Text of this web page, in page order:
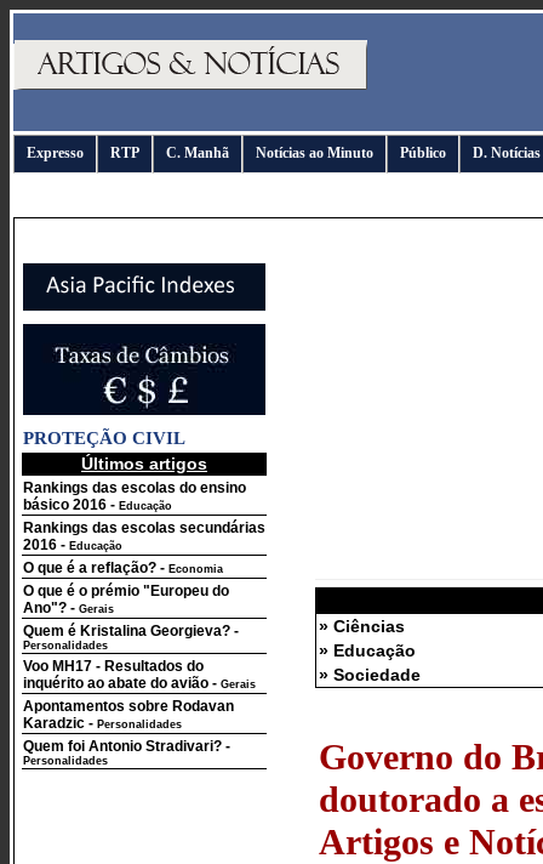
Expresso RTP C. Manhã Notícias ao Minuto Público D. Notícias
PROTEÇÃO CIVIL
Últimos artigos
Rankings das escolas do ensino
básico 2016 - Educação
Rankings das escolas secundárias
2016 - Educação
O que é a reflação? - Economia
O que é o prémio "Europeu do
Ano"? - Gerais
Quem é Kristalina Georgieva? -
Personalidades
Voo MH17 - Resultados do
inquérito ao abate do avião - Gerais
Apontamentos sobre Rodavan
Karadzic - Personalidades
Quem foi Antonio Stradivari? -
Personalidades
» Ciências
» Educação
» Sociedade
Governo do
doutorado a
Artigos e